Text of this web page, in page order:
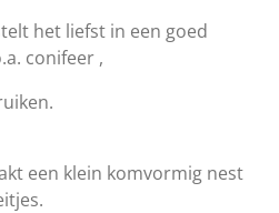
het liefst in een goed
conifeer ,
een klein komvormig nest